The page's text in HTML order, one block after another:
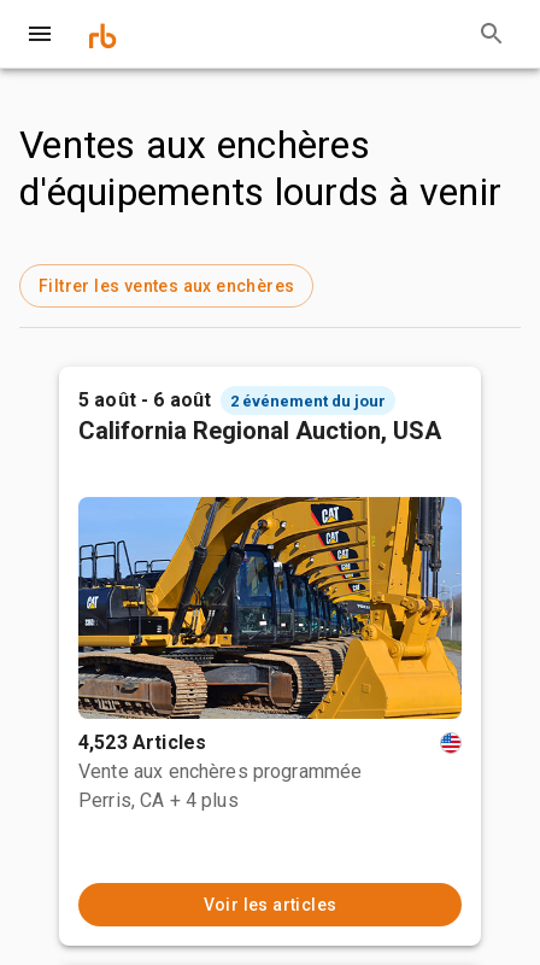
Ventes aux enchères
d'équipements lourds à venir
Filtrer les ventes aux enchères
5 août - 6 août 2 événement du jour
California Regional Auction, USA
4,523 Articles
Vente aux enchères programmée
Perris, CA + 4 plus
Voir les articles